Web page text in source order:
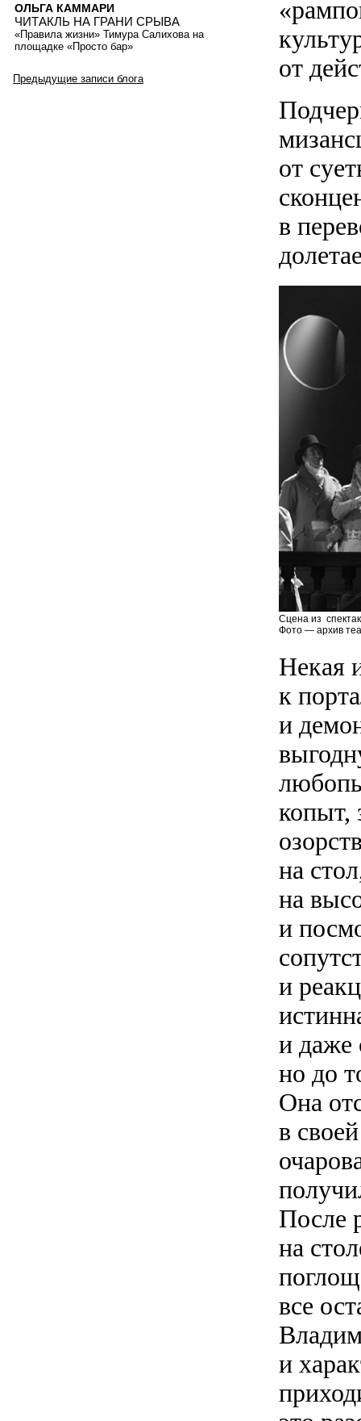
от
от
в
Сцена из
Фото — архив
Некая
к
и
копыт,
на
на
и
и
и даже
но до
Она
в
После
на
все
и
ОЛЬГА КАММАРИ
ЧИТАКЛЬ НА ГРАНИ СРЫВА
«Правила жизни» Тимура Салихова на
площадке «Просто бар»
Предыдущие записи блога